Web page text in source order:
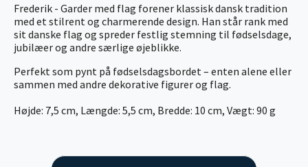
Frederik - Garder med flag forener klassisk dansk tradition
med et stilrent og charmerende design. Han står rank med
sit danske flag og spreder festlig stemning til fødselsdage,
jubilæer og andre særlige øjeblikke.
Perfekt som pynt på fødselsdagsbordet – enten alene eller
sammen med andre dekorative figurer og flag.
Højde: 7,5 cm, Længde: 5,5 cm, Bredde: 10 cm, Vægt: 90 g